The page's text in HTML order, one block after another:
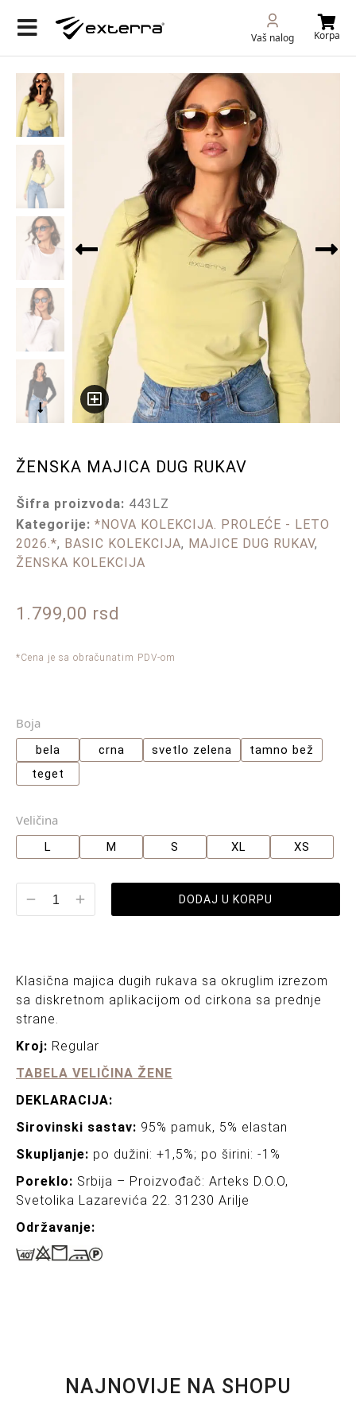
Vaš nalog Korpa
ŽENSKA MAJICA DUG RUKAV
Šifra proizvoda: 443LZ
Kategorije: *NOVA KOLEKCIJA. PROLEĆE - LETO
2026.*, BASIC KOLEKCIJA, MAJICE DUG RUKAV,
ŽENSKA KOLEKCIJA
1.799,00 rsd
*Cena je sa obračunatim PDV-om
Boja
bela crna svetlo zelena
tamno bež
teget
Veličina
L M S XL XS
DODAJ U KORPU
Klasična majica dugih rukava sa okruglim izrezom
sa diskretnom aplikacijom od cirkona sa prednje
strane.
Kroj: Regular
TABELA VELIČINA ŽENE
DEKLARACIJA:
Sirovinski sastav: 95% pamuk, 5% elastan
Skupljanje: po dužini: +1,5%; po širini: -1%
Poreklo: Srbija – Proizvođač: Arteks D.O.O,
Svetolika Lazarevića 22. 31230 Arilje
Održavanje:
NAJNOVIJE NA SHOPU